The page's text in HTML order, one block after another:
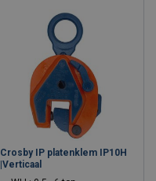
Crosby IP platenklem IP10H
|Verticaal